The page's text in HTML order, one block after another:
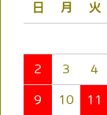
日
月 火
2 3 4
9 10 11